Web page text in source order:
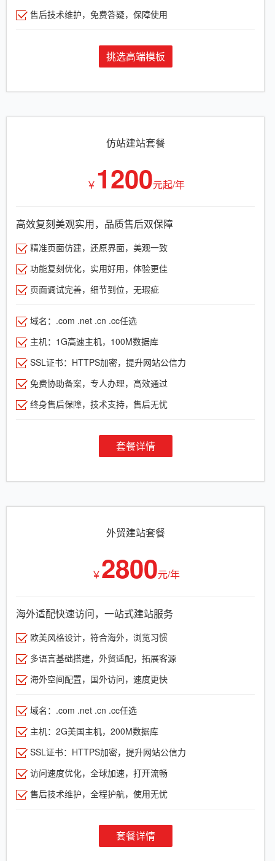
售后技术维护，免费答疑，保障使用
挑选高端模板
仿站建站套餐
￥ 1200元起/年
高效复刻美观实用，品质售后双保障
精准页面仿建，还原界面，美观一致
功能复刻优化，实用好用，体验更佳
页面调试完善，细节到位，无瑕疵
域名：.com .net .cn .cc任选
主机：1G高速主机，100M数据库
SSL证书：HTTPS加密，提升网站公信力
免费协助备案，专人办理，高效通过
终身售后保障，技术支持，售后无忧
套餐详情
外贸建站套餐
￥2800元/年
海外适配快速访问，一站式建站服务
欧美风格设计，符合海外，浏览习惯
多语言基础搭建，外贸适配，拓展客源
海外空间配置，国外访问，速度更快
域名：.com .net .cn .cc任选
主机：2G美国主机，200M数据库
SSL证书：HTTPS加密，提升网站公信力
访问速度优化，全球加速，打开流畅
售后技术维护，全程护航，使用无忧
套餐详情